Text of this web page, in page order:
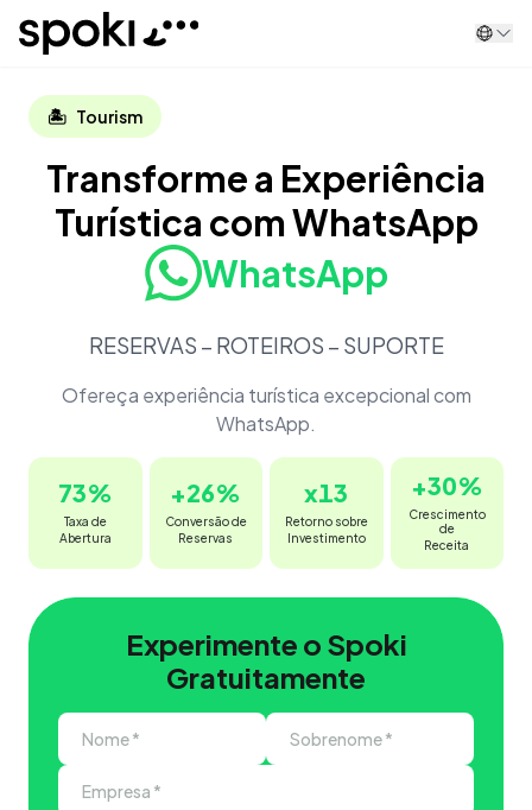
Spoki
🏝️ Tourism
Transforme a Experiência
Turística com WhatsApp
WhatsApp
RESERVAS – ROTEIROS – SUPORTE
Ofereça experiência turística excepcional com
WhatsApp.
73%
Taxa de
Abertura
+26%
Conversão de
Reservas
x13
Retorno sobre
Investimento
+30%
Crescimento
de
Receita
Experimente o Spoki
Gratuitamente